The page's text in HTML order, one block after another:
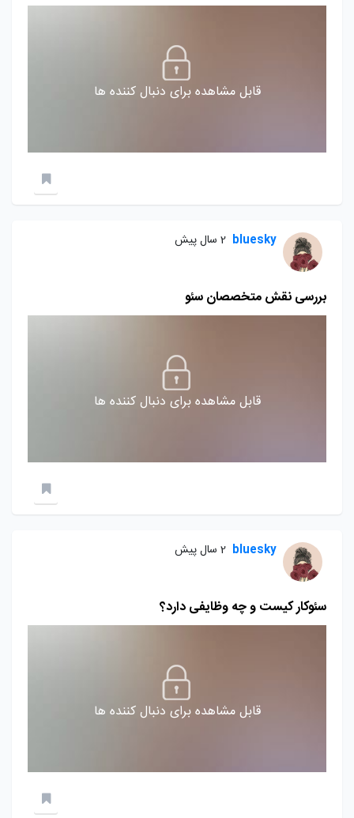
قابل مشاهده برای دنبال کننده ها
bluesky 2 سال پیش
بررسی نقش متخصصان سئو
قابل مشاهده برای دنبال کننده ها
bluesky 2 سال پیش
سئوکار کیست و چه وظایفی دارد؟
قابل مشاهده برای دنبال کننده ها